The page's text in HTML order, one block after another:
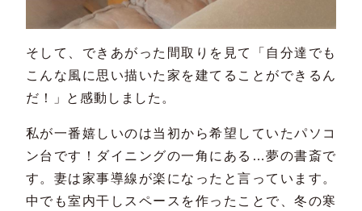
そして、できあがった間取りを見て「自分達でも
こんな風に思い描いた家を建てることができるん
だ！」と感動しました。
私が一番嬉しいのは当初から希望していたパソコ
ン台です！ダイニングの一角にある…夢の書斎で
す。妻は家事導線が楽になったと言っています。
中でも室内干しスペースを作ったことで、冬の寒